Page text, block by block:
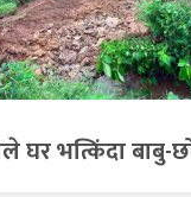
घर भत्किंदा बाबु-